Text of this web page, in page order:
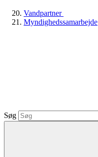
Vandpartner
Myndighedssamarbejde
Søg